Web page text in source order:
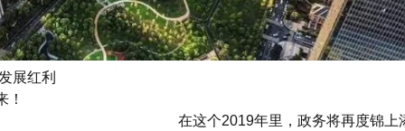
展红利
！
在这个2019年里，政务将再度锦上